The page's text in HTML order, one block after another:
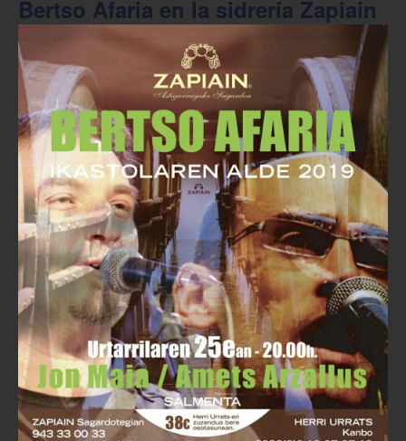
Bertso Afaria en la sidrería Zapiain